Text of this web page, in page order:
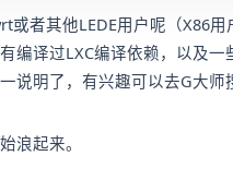
或者其他LEDE用户呢（X86用
编译过LXC编译依赖，以及一
说明了，有兴趣可以去G大师
浪起来。